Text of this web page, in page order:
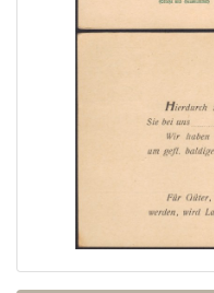
Contact